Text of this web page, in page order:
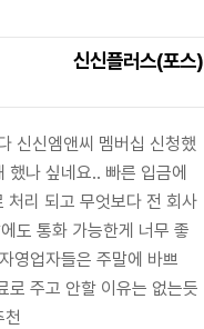
신신플러스(포스)
신신엠앤씨 멤버십 신청했
했나 싶네요.. 빠른 입금에
처리 되고 무엇보다 전 회사
도 통화 가능한게 너무 좋
영업자들은 주말에 바쁘
로 주고 안할 이유는 없는듯
천